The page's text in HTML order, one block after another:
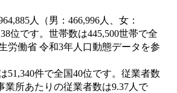
人（男：466,996人、女：
位です。世帯数は445,500世帯で全
労働省 令和3年人口動態データを参
51,340件で全国40位です。従業者数
業所あたりの従業者数は9.37人で